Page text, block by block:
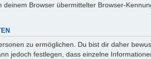
Browser übermittelter Browser-
zu ermöglichen. Du bist dir daher
jedoch festlegen, dass einzelne